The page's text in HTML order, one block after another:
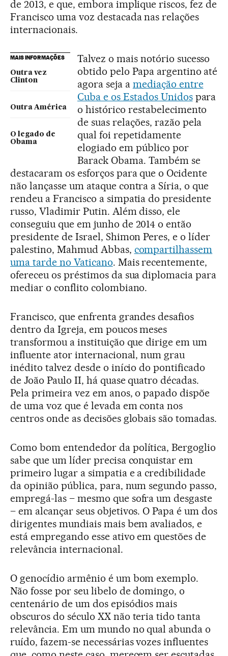
de 2013, e que, embora implique riscos, fez de
Francisco uma voz destacada nas relações
internacionais.
MAIS INFORMAÇÕES
Outra vez
Clinton
Outra América
O legado de
Obama
Talvez o mais notório sucesso
obtido pelo Papa argentino até
agora seja a mediação entre
Cuba e os Estados Unidospara
o histórico restabelecimento
de suas relações, razão pela
qual foi repetidamente
elogiado em público por
Barack Obama. Também se
destacaram os esforços para que o Ocidente
não lançasse um ataque contra a Síria, o que
rendeu a Francisco a simpatia do presidente
russo, Vladimir Putin. Além disso, ele
conseguiu que em junho de 2014 o então
presidente de Israel, Shimon Peres, e o líder
palestino, Mahmud Abbas, compartilhassem
uma tarde no Vaticano. Mais recentemente,
ofereceu os préstimos da sua diplomacia para
mediar o conflito colombiano.
Francisco, que enfrenta grandes desafios
dentro da Igreja, em poucos meses
transformou a instituição que dirige em um
influente ator internacional, num grau
inédito talvez desde o início do pontificado
de João Paulo II, há quase quatro décadas.
Pela primeira vez em anos, o papado dispõe
de uma voz que é levada em conta nos
centros onde as decisões globais são tomadas.
Como bom entendedor da política, Bergoglio
sabe que um líder precisa conquistar em
primeiro lugar a simpatia e a credibilidade
da opinião pública, para, num segundo passo,
empregá-las – mesmo que sofra um desgaste
– em alcançar seus objetivos. O Papa é um dos
dirigentes mundiais mais bem avaliados, e
está empregando esse ativo em questões de
relevância internacional.
O genocídio armênio é um bom exemplo.
Não fosse por seu libelo de domingo, o
centenário de um dos episódios mais
obscuros do século XX não teria tido tanta
relevância. Em um mundo no qual abunda o
ruído, fazem-se necessárias vozes influentes